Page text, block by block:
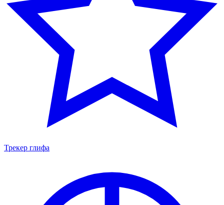
Трекер глифа